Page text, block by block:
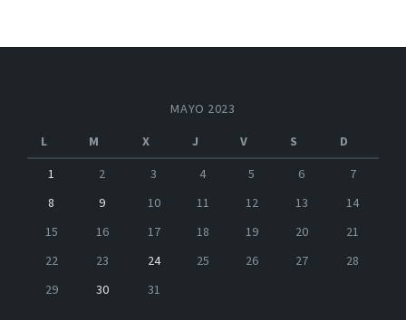
MAYO 2023
L
M X J V S
D
1
2 3 4 5 6
7
8
9 10 11 12 13
14
15
16 17 18 19 20
21
22
23 24 25 26 27
28
29
30 31